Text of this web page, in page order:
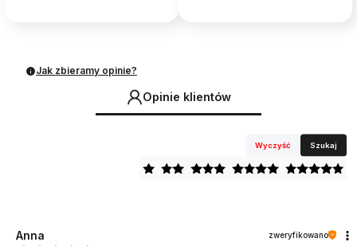
Jak zbieramy opinie?
Opinie klientów
Wyczyść Szukaj
Anna zweryfikowano